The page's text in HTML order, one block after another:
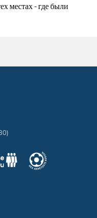
местах - где были